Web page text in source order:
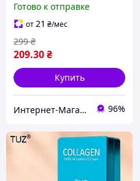
Контур
Готово к отправке
от21 ₴/мес
209.30₴
299 ₴
Купить
Интернет-Магазин "Uniqum Style". Создай свой уникальный стиль! 96%